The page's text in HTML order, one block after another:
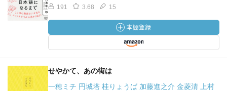
191 3.68 15
せやかて、あの街は
一穂ミチ 円城塔 桂りょうば 加藤進之介 金菱清 上村